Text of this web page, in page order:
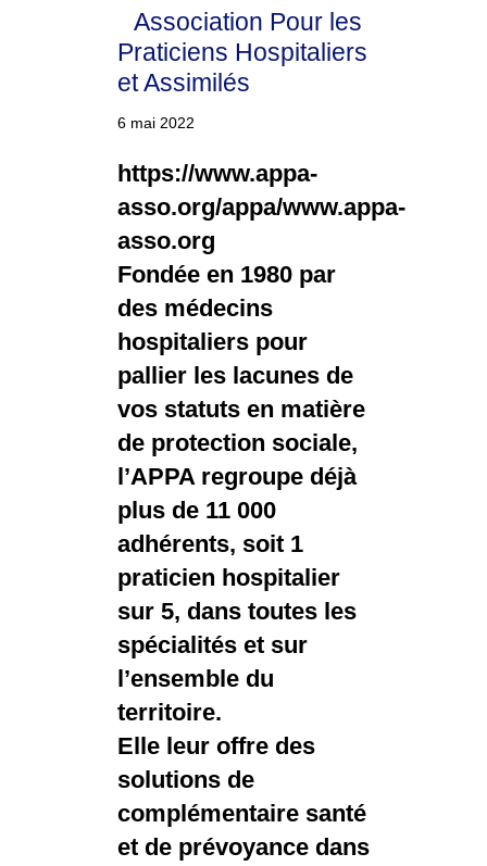
Association Pour les
Praticiens Hospitaliers
et Assimilés
6 mai 2022
https://www.appa-
asso.org/appa/www.appa-
asso.org
Fondée en 1980 par
des médecins
hospitaliers pour
pallier les lacunes de
vos statuts en matière
de protection sociale,
l’APPA regroupe déjà
plus de 11 000
adhérents, soit 1
praticien hospitalier
sur 5, dans toutes les
spécialités et sur
l’ensemble du
territoire.
Elle leur offre des
solutions de
complémentaire santé
et de prévoyance dans